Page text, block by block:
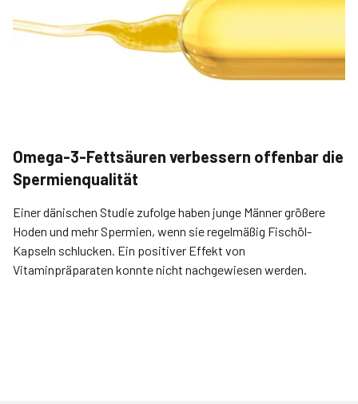
Omega-3-Fettsäuren verbessern offenbar die
Spermienqualität
Einer dänischen Studie zufolge haben junge Männer größere
Hoden und mehr Spermien, wenn sie regelmäßig Fischöl-
Kapseln schlucken. Ein positiver Effekt von
Vitaminpräparaten konnte nicht nachgewiesen werden.